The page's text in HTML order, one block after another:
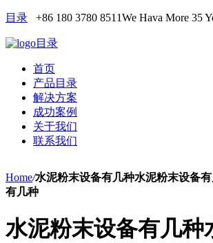
目录 +86 180 3780 8511We Hava More 35
目录
首页
产品目录
解决方案
成功案例
关于我们
联系我们
Home/水泥粉末设备有几种水泥粉末设备
有几种
水泥粉末设备有几种